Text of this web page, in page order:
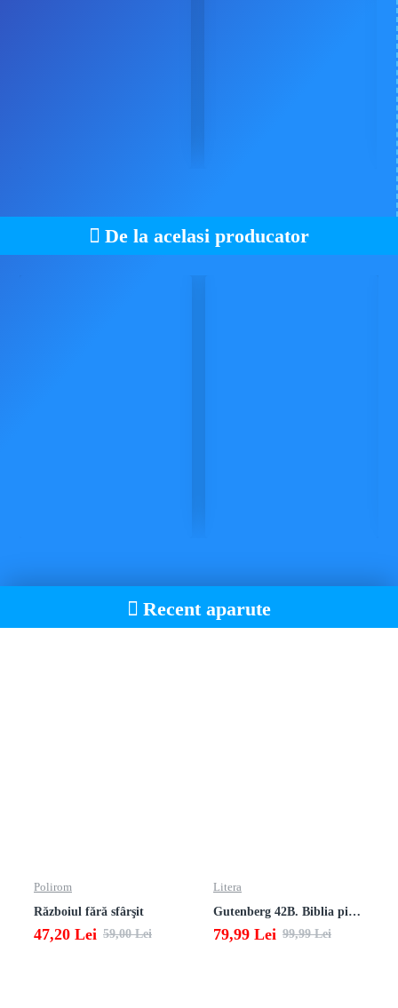
De la acelasi producator
Recent aparute
Polirom
Războiul fără sfârşit
47,20 Lei 59,00 Lei
Litera
Gutenberg 42B. Biblia pierduta
79,99 Lei 99,99 Lei